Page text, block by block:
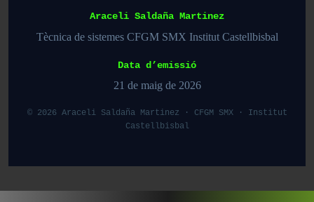
Araceli Saldaña Martinez
Tècnica de sistemes CFGM SMX Institut Castellbisbal
Data d’emissió
21 de maig de 2026
© 2026 Araceli Saldaña Martinez · CFGM SMX · Institut
Castellbisbal